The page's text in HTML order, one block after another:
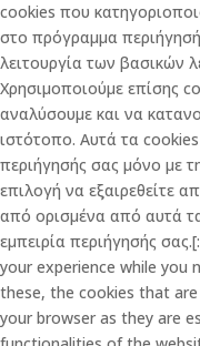
cookies που
στο πρόγραμμα
λειτουργία των βασικών
Χρησιμοποιούμε επίσης
αναλύσουμε και να
ιστότοπο. Αυτά τα
περιήγησής σας μόνο με
επιλογή να εξαιρεθείτε
από ορισμένα από αυτά
εμπειρία περιήγησής
your experience while
these, the cookies that
your browser as they are